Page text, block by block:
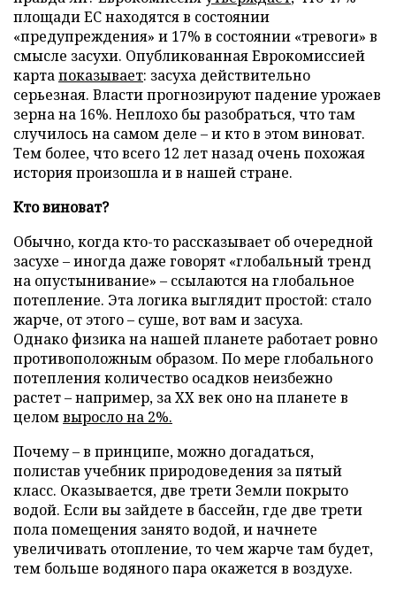
площади ЕС находятся в состоянии
«предупреждения» и 17% в состоянии «тревоги» в
смысле засухи. Опубликованная Еврокомиссией
картапоказывает: засуха действительно
серьезная. Власти прогнозируют падение урожаев
зерна на 16%. Неплохо бы разобраться, что там
случилось на самом деле – и кто в этом виноват.
Тем более, что всего 12 лет назад очень похожая
история произошла и в нашей стране.
Кто виноват?
Обычно, когда кто-то рассказывает об очередной
засухе – иногда даже говорят «глобальный тренд
на опустынивание» – ссылаются на глобальное
потепление. Эта логика выглядит простой: стало
жарче, от этого – суше, вот вам и засуха.
Однако физика на нашей планете работает ровно
противоположным образом. По мере глобального
потепления количество осадков неизбежно
растет – например, за XX век оно на планете в
целомвыросло на 2%.
Почему – в принципе, можно догадаться,
полистав учебник природоведения за пятый
класс. Оказывается, две трети Земли покрыто
водой. Если вы зайдете в бассейн, где две трети
пола помещения занято водой, и начнете
увеличивать отопление, то чем жарче там будет,
тем больше водяного пара окажется в воздухе.